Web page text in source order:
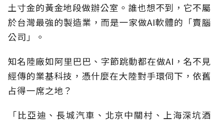
土寸金的黃金地段做辦公室。誰也想不到，它不屬
於台灣最強的製造業，而是一家做AI軟體的「賣腦
公司」。
知名陸廠如阿里巴巴、字節跳動都在做AI，名不見
經傳的業基科技，憑什麼在大陸對手環伺下，依舊
占得一席之地？
「比亞迪、長城汽車、北京中關村、上海深坑酒